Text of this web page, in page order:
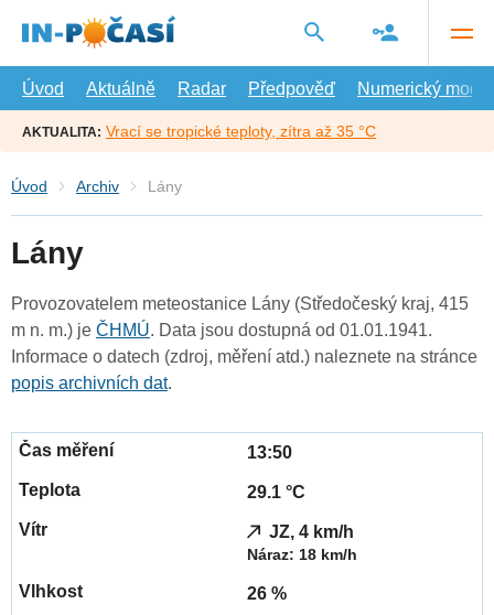
hlavní
Úvod
Aktuálně Radar Předpověď Numerický model
AKTUALITA: Vrací se tropické teploty, zítra až 35 °C
Úvod Archiv Lány
Lány
Provozovatelem meteostanice Lány (Středočeský kraj, 415
m n. m.) je ČHMÚ. Data jsou dostupná od 01.01.1941.
Informace o datech (zdroj, měření atd.) naleznete na stránce
popis archivních dat.
13:50
29.1 °C
JZ, 4 km/h
Náraz: 18 km/h
26 %